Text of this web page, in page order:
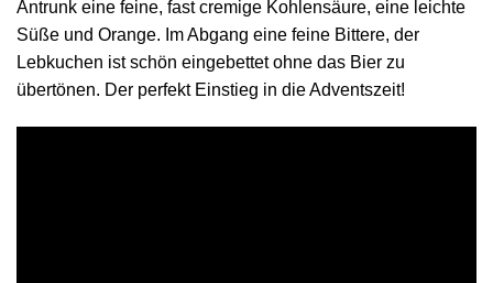
Antrunk eine feine, fast cremige Kohlensäure, eine leichte
Süße und Orange. Im Abgang eine feine Bittere, der
Lebkuchen ist schön eingebettet ohne das Bier zu
übertönen. Der perfekt Einstieg in die Adventszeit!